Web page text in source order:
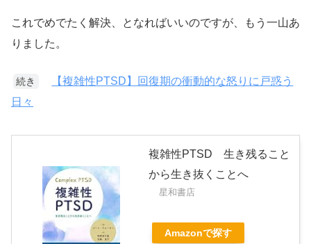
これでめでたく解決、となればいいのですが、もう一山あ
りました。
続き
【複雑性PTSD】回復期の衝動的な怒りに戸惑う
日々
複雑性PTSD 生き残ること
から生き抜くことへ
星和書店
Amazonで探す